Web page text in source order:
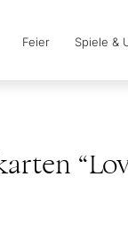
Feier Spiele &